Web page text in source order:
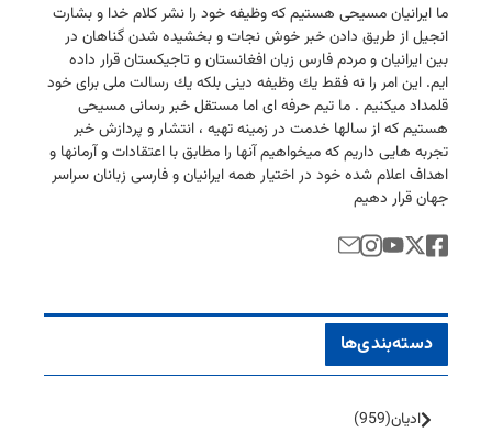
ما ایرانیان مسیحی هستیم كه وظیفه خود را نشر كلام خدا و بشارت
انجیل از طریق دادن خبر خوش نجات و بخشیده شدن گناهان در
بین ایرانیان و مردم فارس زبان افغانستان و تاجیكستان قرار داده
ایم. این امر را نه فقط یك وظیفه دینی بلكه یك رسالت ملی برای خود
قلمداد میكنیم . ما تیم حرفه ای اما مستقل خبر رسانی مسیحی
هستیم كه از سالها خدمت در زمینه تهیه ، انتشار و پردازش خبر
تجربه هایی داریم كه میخواهیم آنها را مطابق با اعتقادات و آرمانها و
اهداف اعلام شده خود در اختیار همه ایرانیان و فارسی زبانان سراسر
جهان قرار دهیم
دسته‌بندی‌ها
ادیان(959)